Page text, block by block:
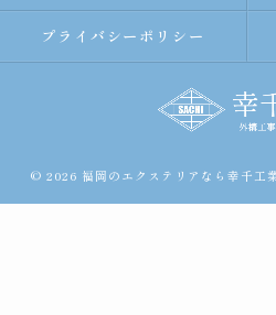
プライバシーポリシー
© 2026 福岡のエクステリアなら幸千